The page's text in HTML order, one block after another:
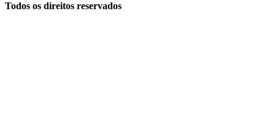
Todos os direitos reservados